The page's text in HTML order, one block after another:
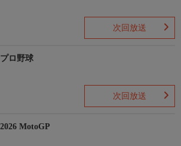
次回放送
プロ野球
次回放送
2026 MotoGP